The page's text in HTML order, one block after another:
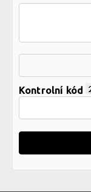
Kontrolní kód